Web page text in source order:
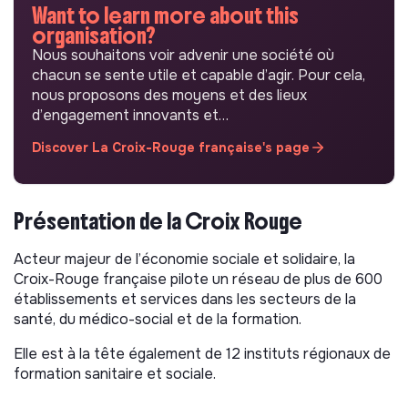
Want to learn more about this
organisation?
Nous souhaitons voir advenir une société où
chacun se sente utile et capable d’agir. Pour cela,
nous proposons des moyens et des lieux
d’engagement innovants et…
Discover La Croix-Rouge française's page
Présentation de la Croix Rouge
Acteur majeur de l’économie sociale et solidaire, la
Croix-Rouge française pilote un réseau de plus de 600
établissements et services dans les secteurs de la
santé, du médico-social et de la formation.
Elle est à la tête également de 12 instituts régionaux de
formation sanitaire et sociale.